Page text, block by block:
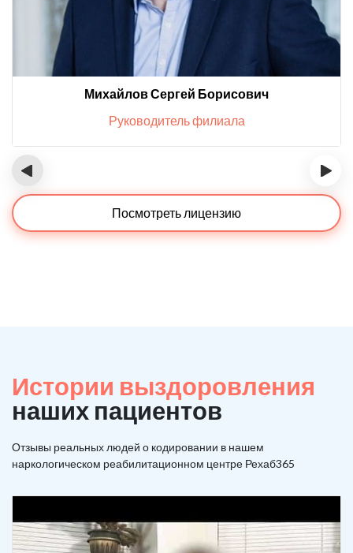
Михайлов Сергей Борисович
Руководитель филиала
‹ ›
Посмотреть лицензию
Истории выздоровления
наших пациентов
Отзывы реальных людей о кодировании в нашем
наркологическом реабилитационном центре Рехаб365